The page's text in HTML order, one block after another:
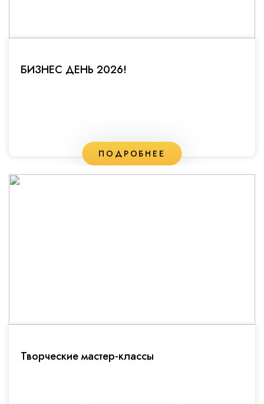
БИЗНЕС ДЕНЬ 2026!
ПОДРОБНЕЕ
Творческие мастер-классы